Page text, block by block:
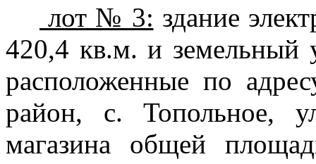
лот № 3: здание
420,4 кв.м. и земельный
расположенные по
район, с. Топольное,
магазина общей